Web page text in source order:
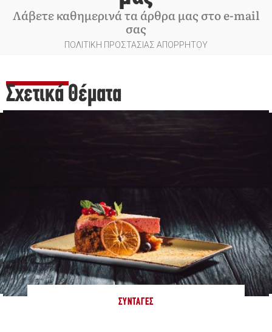
Λάβετε καθημερινά τα άρθρα μας στο e-mail
σας
ΠΟΛΙΤΙΚΗ ΠΡΟΣΤΑΣΙΑΣ ΑΠΟΡΡΗΤΟΥ
Σχετικά Θέματα
ΣΥΝΤΑΓΈΣ